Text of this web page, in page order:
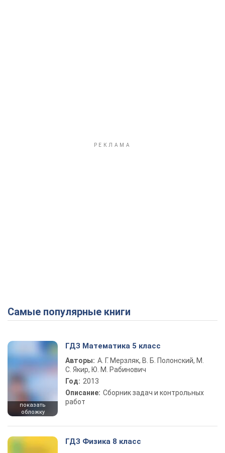
Самые популярные книги
показать
обложку
ГДЗ Математика 5 класс
Авторы: А. Г. Мерзляк, В. Б. Полонский, М.
С. Якир, Ю. М. Рабинович
Год: 2013
Описание: Сборник задач и контрольных
работ
ГДЗ Физика 8 класс